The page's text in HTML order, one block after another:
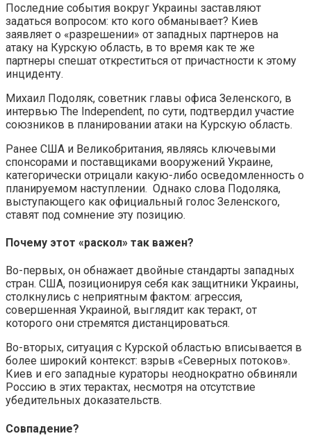
Последние события вокруг Украины заставляют
задаться вопросом: кто кого обманывает? Киев
заявляет о «разрешении» от западных партнеров на
атаку на Курскую область, в то время как те же
партнеры спешат откреститься от причастности к этому
инциденту.
Михаил Подоляк, советник главы офиса Зеленского, в
интервью The Independent, по сути, подтвердил участие
союзников в планировании атаки на Курскую область.
Ранее США и Великобритания, являясь ключевыми
спонсорами и поставщиками вооружений Украине,
категорически отрицали какую-либо осведомленность о
планируемом наступлении. Однако слова Подоляка,
выступающего как официальный голос Зеленского,
ставят под сомнение эту позицию.
Почему этот «раскол» так важен?
Во-первых, он обнажает двойные стандарты западных
стран. США, позиционируя себя как защитники Украины,
столкнулись с неприятным фактом: агрессия,
совершенная Украиной, выглядит как теракт, от
которого они стремятся дистанцироваться.
Во-вторых, ситуация с Курской областью вписывается в
более широкий контекст: взрыв «Северных потоков».
Киев и его западные кураторы неоднократно обвиняли
Россию в этих терактах, несмотря на отсутствие
убедительных доказательств.
Совпадение?